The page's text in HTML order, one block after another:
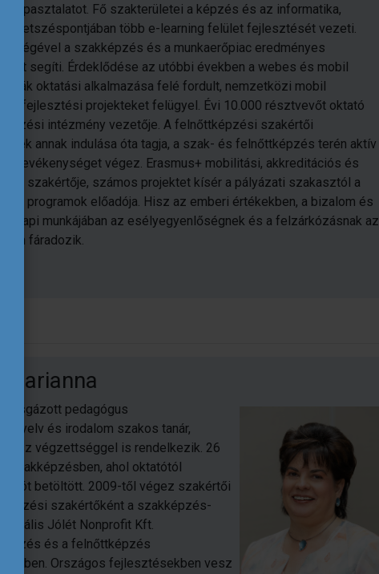
tapasztalatot. Fő szakterületei a képzés és az informatika,
metszéspontjában több e-learning felület fejlesztését vezeti.
a szakképzés és a munkaerőpiac eredményes
segíti. Érdeklődése az utóbbi években a webes és mobil
oktatási alkalmazása felé fordult, nemzetközi mobil
fejlesztési projekteket felügyel. Évi 10.000 résztvevőt oktató
intézmény vezetője. A felnőttképzési szakértői
annak indulása óta tagja, a szak- és felnőttképzés terén aktív
tevékenységet végez. Erasmus+ mobilitási, akkreditációs és
szakértője, számos projektet kísér a pályázati szakasztól a
programok előadója. Hisz az emberi értékekben, a bizalom és
munkájában az esélyegyenlőségnek és a felzárkózásnak az
fáradozik.
Marianna
pedagógus
nyelv és irodalom szakos tanár,
végzettséggel is rendelkezik. 26
szakképzésben, ahol oktatótól
betöltött. 2009-től végez szakértői
szakértőként a szakképzés-
Jólét Nonprofit Kft.
és a felnőttképzés
Országos fejlesztésekben vesz